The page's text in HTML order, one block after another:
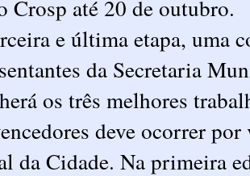
Crosp até 20 de outubro.
e última etapa, uma
da Secretaria
os três melhores
deve ocorrer
da Cidade. Na primeira